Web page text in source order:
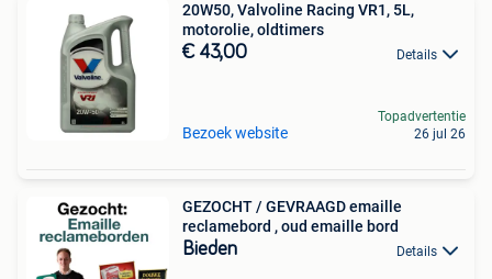
20W50, Valvoline Racing VR1, 5L,
motorolie, oldtimers
€ 43,00 Details
Bezoek website
Topadvertentie
26 jul 26
GEZOCHT / GEVRAAGD emaille
reclamebord , oud emaille bord
Bieden Details